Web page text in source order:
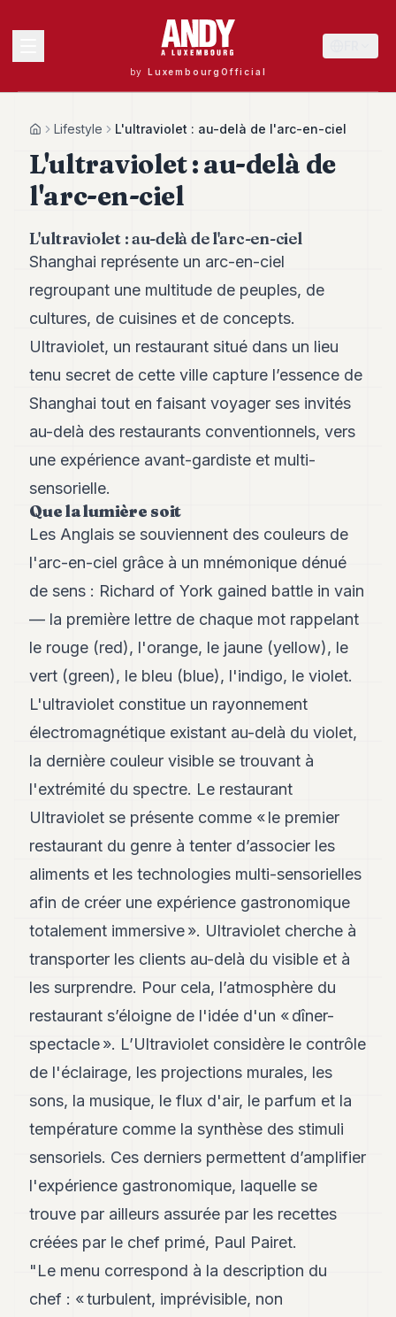
by LuxembourgOfficial
Andy
40
Andy
39
Andy
Andy
37
36
Andy
Andy
33
32
Andy
31
30
Andy
28
Andy
Andy
26
24
Andy
23
Andy
Andy
21
19
Andy
18
Andy
Andy
15
14
Andy
13
Andy
Andy
11
10
Andy
9
Andy
Andy
7
6
Andy
5
HomeLifestyle L'ultraviolet : au-delà de l'arc-en-ciel
L'ultraviolet : au-delà de
l'arc-en-ciel
L'ultraviolet : au-delà de l'arc-en-ciel
Shanghai représente un arc-en-ciel
regroupant une multitude de peuples, de
cultures, de cuisines et de concepts.
Ultraviolet, un restaurant situé dans un lieu
tenu secret de cette ville capture l’essence de
Shanghai tout en faisant voyager ses invités
au-delà des restaurants conventionnels, vers
une expérience avant-gardiste et multi-
sensorielle.
Que la lumière soit
Les Anglais se souviennent des couleurs de
l'arc-en-ciel grâce à un mnémonique dénué
de sens : Richard of York gained battle in vain
— la première lettre de chaque mot rappelant
le rouge (red), l'orange, le jaune (yellow), le
vert (green), le bleu (blue), l'indigo, le violet.
L'ultraviolet constitue un rayonnement
électromagnétique existant au-delà du violet,
la dernière couleur visible se trouvant à
l'extrémité du spectre. Le restaurant
Ultraviolet se présente comme « le premier
restaurant du genre à tenter d’associer les
aliments et les technologies multi-sensorielles
afin de créer une expérience gastronomique
totalement immersive ». Ultraviolet cherche à
transporter les clients au-delà du visible et à
les surprendre. Pour cela, l’atmosphère du
restaurant s’éloigne de l'idée d'un « dîner-
spectacle ». L’Ultraviolet considère le contrôle
de l'éclairage, les projections murales, les
sons, la musique, le flux d'air, le parfum et la
température comme la synthèse des stimuli
sensoriels. Ces derniers permettent d’amplifier
l'expérience gastronomique, laquelle se
trouve par ailleurs assurée par les recettes
créées par le chef primé, Paul Pairet.
"Le menu correspond à la description du
chef : « turbulent, imprévisible, non